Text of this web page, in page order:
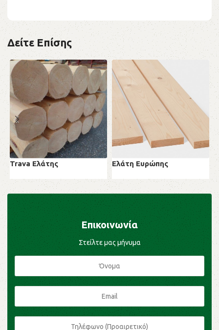
Δείτε Επίσης
Trava Ελάτης
Μαλακή ξυλεία
Ελάτη Ευρώπης
Μαλακή ξυλεία
Επικοινωνία
Στείλτε μας μήνυμα